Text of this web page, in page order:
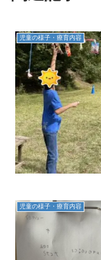
児童の様子・療育内容
児童の様子・療育内容